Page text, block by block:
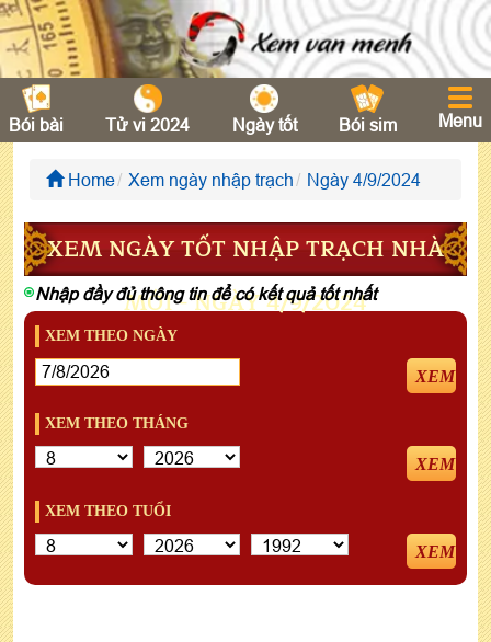
Bói bài Tử vi 2024 Ngày tốt Bói sim Menu
Home Xem ngày nhập trạch Ngày 4/9/2024
XEM NGÀY TỐT NHẬP TRẠCH NHÀ
MỚI - NGÀY 4/9/2024
Nhập đầy đủ thông tin để có kết quả tốt nhất
XEM THEO NGÀY
XEM
XEM THEO THÁNG
XEM
XEM THEO TUỔI
XEM